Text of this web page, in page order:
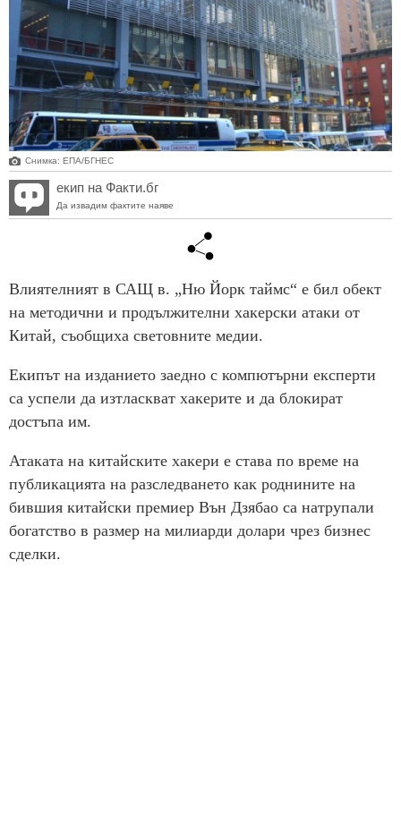
Снимка: ЕПА/БГНЕС
екип на Факти.бг
Да извадим фактите наяве
Влиятелният в САЩ в. „Ню Йорк таймс“ е бил обект
на методични и продължителни хакерски атаки от
Китай, съобщиха световните медии.
Екипът на изданието заедно с компютърни експерти
са успели да изтласкват хакерите и да блокират
достъпа им.
Атаката на китайските хакери е става по време на
публикацията на разследването как роднините на
бившия китайски премиер Вън Дзябао са натрупали
богатство в размер на милиарди долари чрез бизнес
сделки.